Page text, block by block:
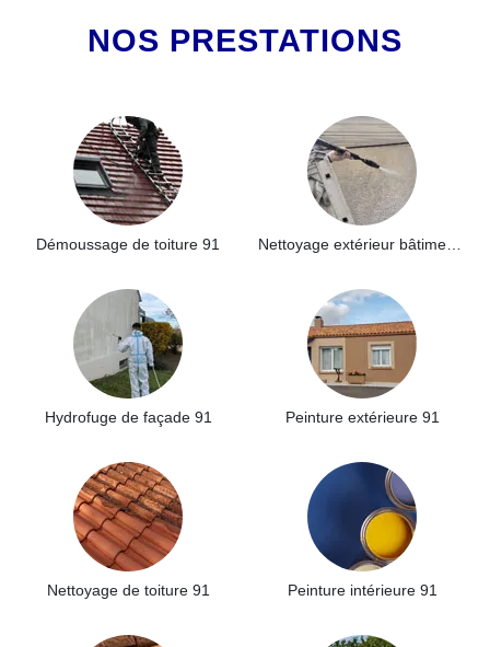
NOS PRESTATIONS
Démoussage de toiture 91
Hydrofuge de façade 91 Peinture extérieure 91
Nettoyage de toiture 91 Peinture intérieure 91